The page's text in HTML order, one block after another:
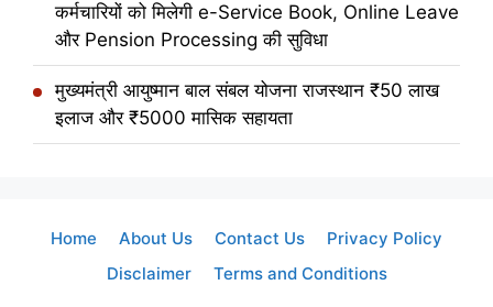
कर्मचारियों को मिलेगी e-Service Book, Online Leave
और Pension Processing की सुविधा
मुख्यमंत्री आयुष्मान बाल संबल योजना राजस्थान ₹50 लाख
इलाज और ₹5000 मासिक सहायता
Home About Us Contact Us
Privacy Policy
Disclaimer
Terms and Conditions